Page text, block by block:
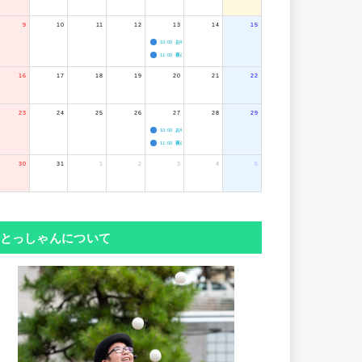
9 10 11 12 13
10:00 お寺のジャグリング教室
11:00 夜のボードゲーム会
14 15
16 17 18 19 20 21 22
23 24 25 26 27
10:00 お寺のジャグリング教室
11:00 夜のボードゲーム会
28 29
30 31 1 2 3 4 5
とっしゃんについて